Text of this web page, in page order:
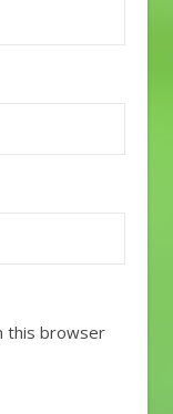
this browser